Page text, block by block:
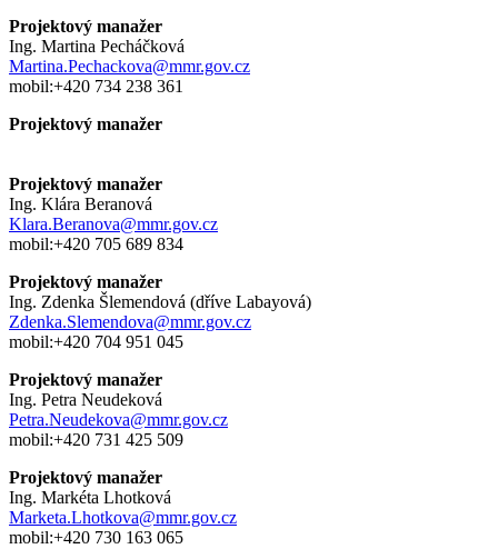
Projektový manažer
Ing. Martina Pecháčková
Martina.Pechackova@mmr.gov.cz
mobil:+420 734 238 361
Projektový manažer
Projektový manažer
Ing. Klára Beranová
Klara.Beranova@mmr.gov.cz
mobil:+420 705 689 834
Projektový manažer
Ing. Zdenka Šlemendová (dříve Labayová)
Zdenka.Slemendova@mmr.gov.cz
mobil:+420 704 951 045
Projektový manažer
Ing. Petra Neudeková
Petra.Neudekova@mmr.gov.cz
mobil:+420 731 425 509
Projektový manažer
Ing. Markéta Lhotková
Marketa.Lhotkova@mmr.gov.cz
mobil:+420 730 163 065